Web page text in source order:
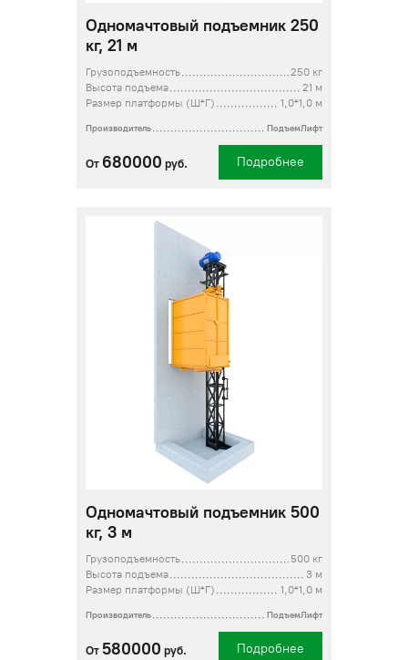
Одномачтовый подъемник 250
кг, 21 м
Грузоподъемность
250 кг
Высота подъема
21 м
Размер платформы (Ш*Г)
1,0*1,0 м
Производитель ПодъемЛифт
От 680000 руб. Подробнее
Одномачтовый подъемник 500
кг, 3 м
Грузоподъемность
500 кг
Высота подъема
3 м
Размер платформы (Ш*Г)
1,0*1,0 м
Производитель ПодъемЛифт
От 580000 руб. Подробнее